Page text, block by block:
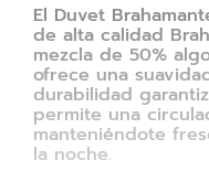
El Duvet
de alta calidad
mezcla de 50%
ofrece una
durabilidad
permite una
manteniéndote
la noche.